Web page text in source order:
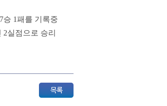
승 1패를 기록중
실점으로 승리